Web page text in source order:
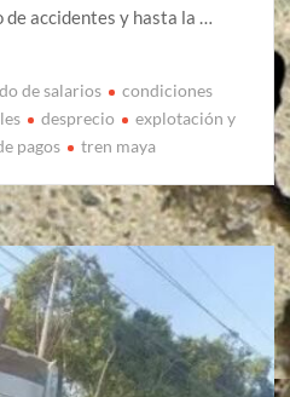
accidentes y hasta la …
de salarios
condiciones
desprecio
explotación y
pagos tren maya